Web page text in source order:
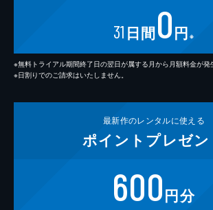
31 日間0円 ※
※無料トライアル期間終了日の翌日が属する月から月額料金が発
※日割りでのご請求はいたしません。
最新作のレンタルに使える
ポイント プレゼン
600円分